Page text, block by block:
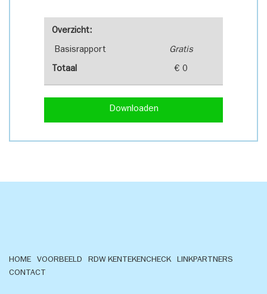
Overzicht:
Basisrapport Gratis
Totaal € 0
Downloaden
HOME VOORBEELD RDW KENTEKENCHECK
LINKPARTNERS
CONTACT